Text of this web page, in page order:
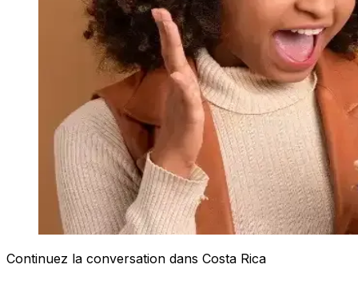
Continuez la conversation dans Costa Rica